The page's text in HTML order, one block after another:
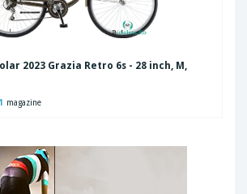
2023 Grazia Retro 6s - 28 inch, M,
1 magazine